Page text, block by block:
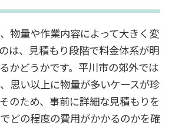
物量や作業内容によって大きく変
は、見積もり段階で料金体系が明
かどうかです。平川市の郊外では
思い以上に物量が多いケースが珍
のため、事前に詳細な見積もりを
どの程度の費用がかかるのかを確